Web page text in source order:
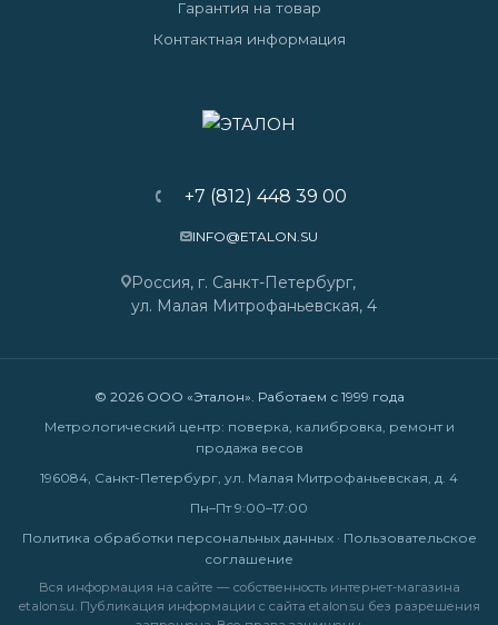
Гарантия на товар
Контактная информация
+7 (812) 448 39 00
INFO@ETALON.SU
Россия, г. Санкт-Петербург,
ул. Малая Митрофаньевская, 4
© 2026 ООО «Эталон». Работаем с 1999 года
Метрологический центр: поверка, калибровка, ремонт и
продажа весов
196084, Санкт-Петербург, ул. Малая Митрофаньевская, д. 4
Пн–Пт 9:00–17:00
Политика обработки персональных данных· Пользовательское
соглашение
Вся информация на сайте — собственность интернет-магазина
etalon.su. Публикация информации с сайта etalon.su без разрешения